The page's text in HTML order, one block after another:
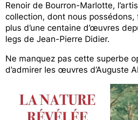
Renoir de Bourron-Marlotte,
collection, dont nous possédons,
plus d’une centaine d’œuvres
legs de Jean-Pierre Didier.
Ne manquez pas cette superbe
d’admirer les œuvres d’Auguste